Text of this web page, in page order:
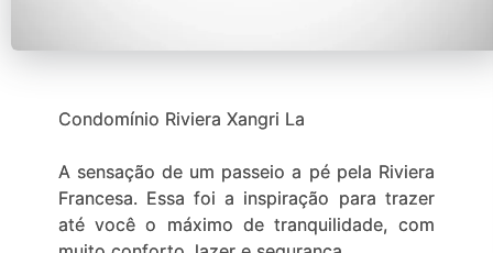
Condomínio Riviera Xangri La
A sensação de um passeio a pé pela Riviera
Francesa. Essa foi a inspiração para trazer
até você o máximo de tranquilidade, com